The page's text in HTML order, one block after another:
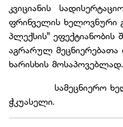
კვიციანის
ფრინველის ხელოვნური
პლექსის" ეფექტიანობის
აგრარულ მეცნიერებათა
ხარისხის მოსაპოვებლად.
სამეცნიერო
ჭკუასელი.